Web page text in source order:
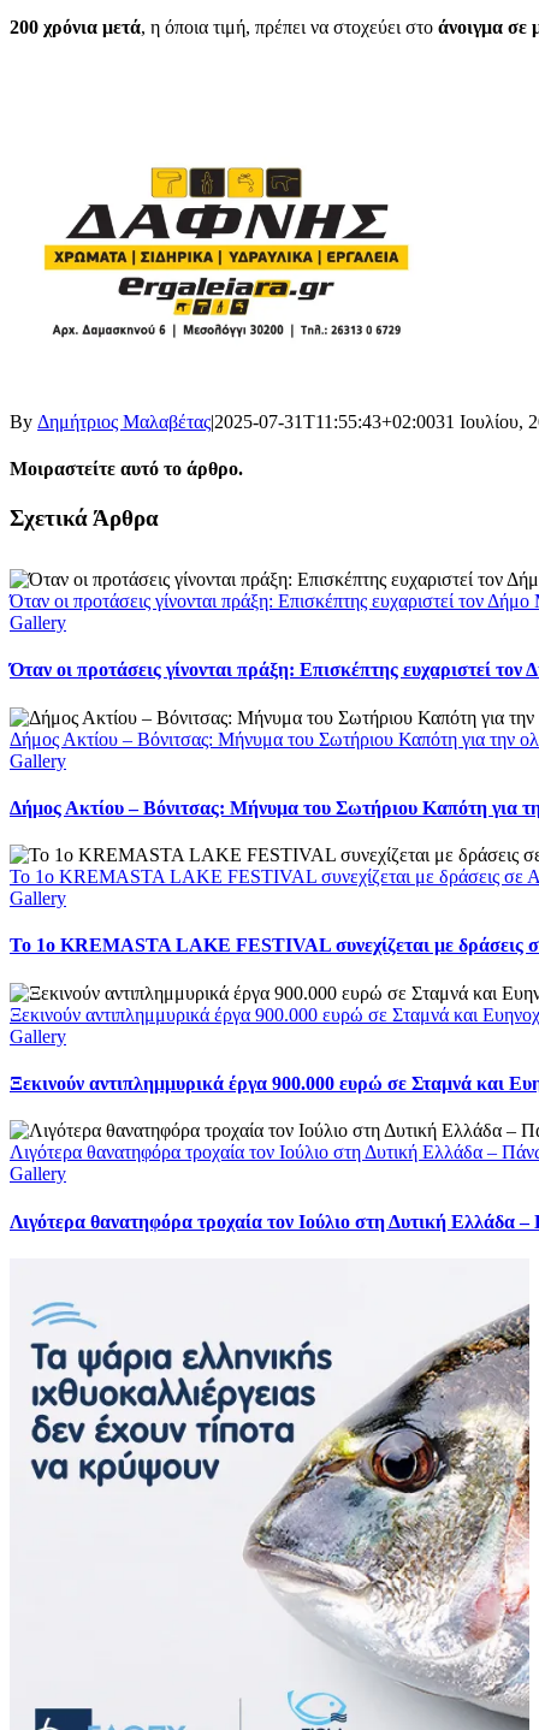
200 χρόνια μετά, η όποια τιμή, πρέπει να στοχεύει στο άνοιγμα σε
By Δημήτριος Μαλαβέτας|2025-07-31T11:55:43+02:0031 Ιουλίου,
Μοιραστείτε αυτό το άρθρο.
Facebook
X
LinkedIn
WhatsApp
Email
Σχετικά Άρθρα
Όταν οι προτάσεις γίνονται πράξη: Επισκέπτης ευχαριστεί τον
Gallery
Όταν οι προτάσεις γίνονται πράξη: Επισκέπτης ευχαριστεί
Δήμος Ακτίου – Βόνιτσας: Μήνυμα του Σωτήριου Καπότη για την
Gallery
Δήμος Ακτίου – Βόνιτσας: Μήνυμα του Σωτήριου Καπότη για
Το 1ο KREMASTA LAKE FESTIVAL συνεχίζεται με δράσεις σε
Gallery
Το 1ο KREMASTA LAKE FESTIVAL συνεχίζεται με δράσεις
Ξεκινούν αντιπλημμυρικά έργα 900.000 ευρώ σε Σταμνά και
Gallery
Ξεκινούν αντιπλημμυρικά έργα 900.000 ευρώ σε Σταμνά και
Λιγότερα θανατηφόρα τροχαία τον Ιούλιο στη Δυτική Ελλάδα –
Gallery
Λιγότερα θανατηφόρα τροχαία τον Ιούλιο στη Δυτική Ελλάδα